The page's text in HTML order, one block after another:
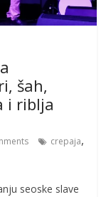
šah,
i riblja
crepaja,
seoske slave